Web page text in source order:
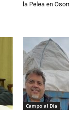
la Pelea en
Campo al Día